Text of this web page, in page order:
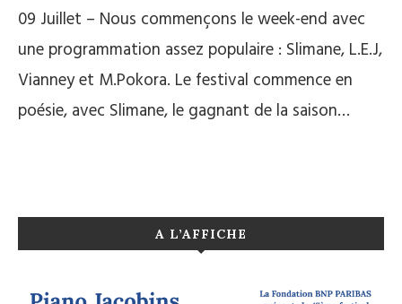
09 Juillet – Nous commençons le week-end avec
une programmation assez populaire : Slimane, L.E.J,
Vianney et M.Pokora. Le festival commence en
poésie, avec Slimane, le gagnant de la saison…
A L’AFFICHE